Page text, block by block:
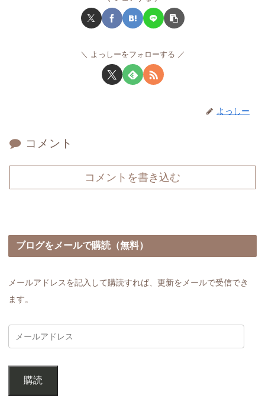
よっしーをフォローする
よっしー
コメント
コメントを書き込む
ブログをメールで購読（無料）
メールアドレスを記入して購読すれば、更新をメールで受信でき
ます。
購読